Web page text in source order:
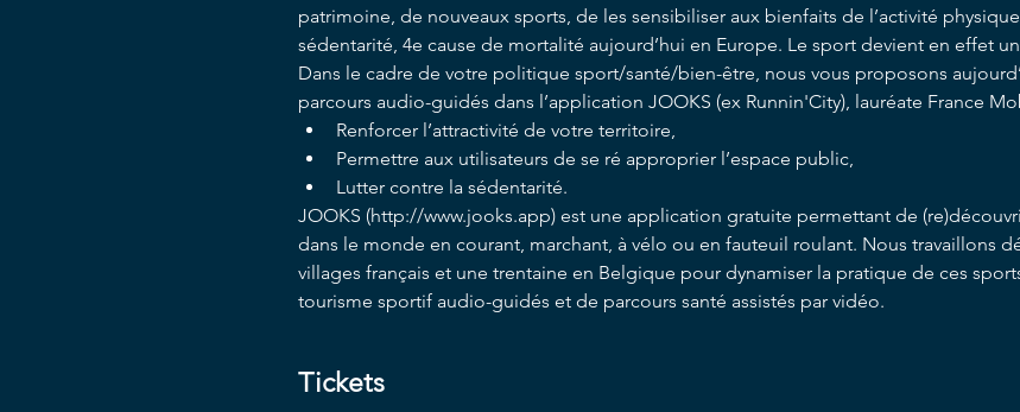
patrimoine, de nouveaux sports, de les sensibiliser aux bienfaits de l’activité
sédentarité, 4e cause de mortalité aujourd’hui en Europe. Le sport devient en effet
Dans le cadre de votre politique sport/santé/bien-être, nous vous proposons
parcours audio-guidés dans l’application JOOKS (ex Runnin'City), lauréate France
Renforcer l’attractivité de votre territoire,
Permettre aux utilisateurs de se ré approprier l’espace public,
Lutter contre la sédentarité.
JOOKS (http://www.jooks.app) est une application gratuite permettant de
dans le monde en courant, marchant, à vélo ou en fauteuil roulant. Nous travaillons
villages français et une trentaine en Belgique pour dynamiser la pratique de ces
tourisme sportif audio-guidés et de parcours santé assistés par vidéo.
Tickets